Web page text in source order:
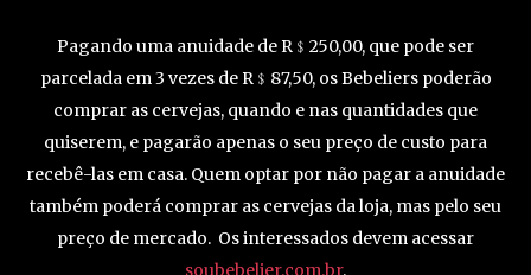
Pagando uma anuidade de R﹩250,00, que pode ser
parcelada em 3 vezes de R﹩87,50, os Bebeliers poderão
comprar as cervejas, quando e nas quantidades que
quiserem, e pagarão apenas o seu preço de custo para
recebê-las em casa. Quem optar por não pagar a anuidade
também poderá comprar as cervejas da loja, mas pelo seu
preço de mercado. Os interessados devem acessar
soubebelier.com.br.